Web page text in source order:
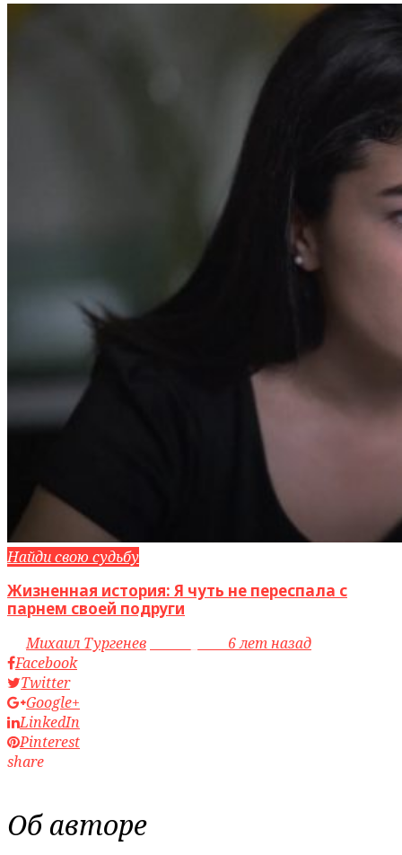
Найди свою судьбу
Жизненная история: Я чуть не переспала с
парнем своей подруги
byМихаил Тургенев
6 лет назад
Facebook
Twitter
Google+
LinkedIn
Pinterest
share
Об авторе